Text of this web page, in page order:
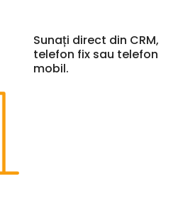
Sunați direct din CRM,
telefon fix sau telefon
mobil.